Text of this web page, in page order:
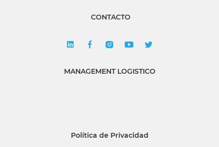
CONTACTO
MANAGEMENT LOGISTICO
Política de Privacidad